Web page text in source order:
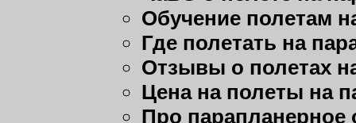
Обучение полетам
Где полетать на
Отзывы о полетах
Цена на полеты на
Про парапланерное